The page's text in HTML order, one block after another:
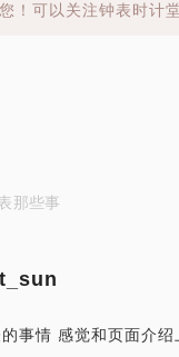
！可以关注钟表时计
那些事
事情 感觉和页面介